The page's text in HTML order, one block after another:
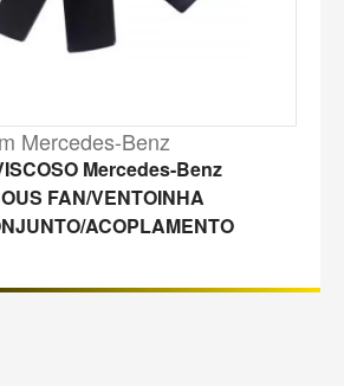
Mercedes-Benz
Mercedes-Benz
FAN/VENTOINHA
ACOPLAMENTO